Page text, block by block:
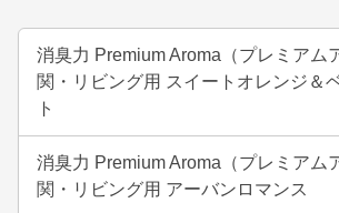
消臭力 Premium Aroma（プレミアム
関・リビング用 スイートオレンジ＆
ト
消臭力 Premium Aroma（プレミアム
関・リビング用 アーバンロマンス